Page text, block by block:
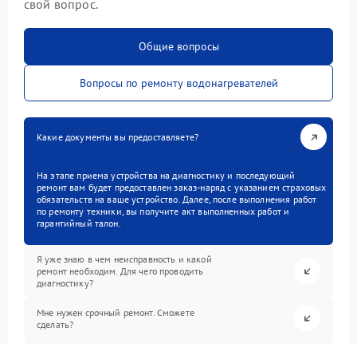
свой вопрос.
Общие вопросы
Вопросы по ремонту водонагревателей
Какие документы вы предоставляете?
На этапе приема устройства на диагностику и последующий
ремонт вам будет предоставлен заказ-наряд с указанием страховых
обязательств на ваше устройство. Далее, после выполнения работ
по ремонту техники, вы получите акт выполненных работ и
гарантийный талон.
Я уже знаю в чем неисправность и какой
ремонт необходим. Для чего проводить
диагностику?
Мне нужен срочный ремонт. Сможете
сделать?